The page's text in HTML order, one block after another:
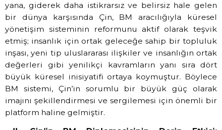
yana, giderek daha istikrarsız ve belirsiz hale gelen
bir dünya karşısında Çin, BM aracılığıyla küresel
yönetişim sisteminin reformunu aktif olarak teşvik
etmiş; insanlık için ortak geleceğe sahip bir topluluk
inşası, yeni tip uluslararası ilişkiler ve insanlığın ortak
değerleri gibi yenilikçi kavramların yanı sıra dört
büyük küresel inisiyatifi ortaya koymuştur. Böylece
BM sistemi, Çin’in sorumlu bir büyük güç olarak
imajını şekillendirmesi ve sergilemesi için önemli bir
platform haline gelmiştir.